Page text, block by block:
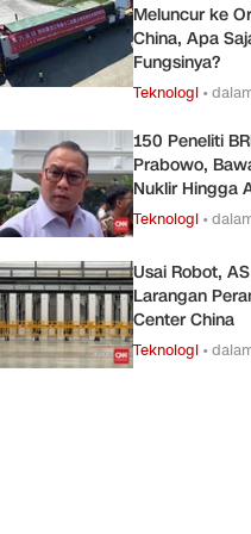
Meluncur ke
China, Apa
Fungsinya?
Teknologi •
150 Peneliti
Prabowo,
Nuklir Hingga
Teknologi •
Usai Robot,
Larangan
Center China
Teknologi •